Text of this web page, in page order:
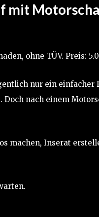
mit
ohne TÜV. Preis:
nur ein einfacher
nach einem
machen, Inserat